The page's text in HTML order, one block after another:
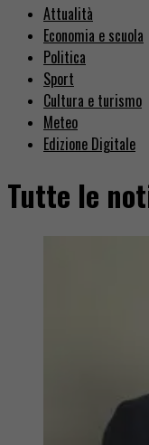
Attualità
Economia e scuola
Politica
Sport
Cultura e turismo
Meteo
Edizione Digitale
Tutte le